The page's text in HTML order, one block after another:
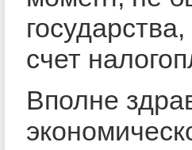
счет
Вполне